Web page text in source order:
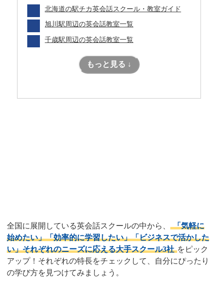
北海道の駅チカ英会話スクール・教室ガイド
旭川駅周辺の英会話教室一覧
千歳駅周辺の英会話教室一覧
もっと見る ↓
全国に展開している英会話スクールの中から、 「気軽に
始めたい」「効率的に学習したい」「ビジネスで活かした
い」それぞれのニーズに応える大手スクール3社 をピック
アップ！それぞれの特長をチェックして、自分にぴったり
の学び方を見つけてみましょう。